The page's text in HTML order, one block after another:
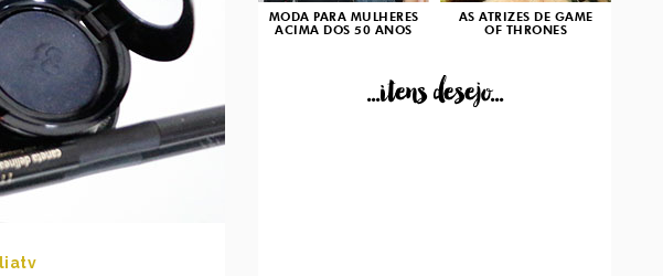
MODA PARA MULHERES
ACIMA DOS 50 ANOS
AS ATRIZES DE GAME
OF THRONES
...itens desejo...